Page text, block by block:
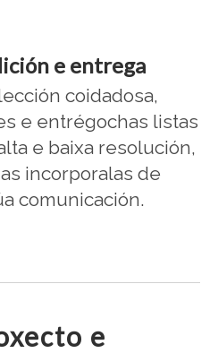
e entrega
coidadosa,
e entrégochas listas
e baixa resolución,
incorporalas de
comunicación.
e